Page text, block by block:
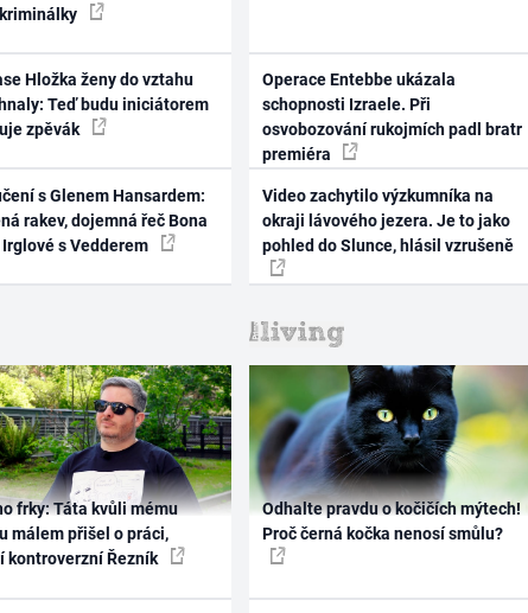
Hložka ženy do vztahu
Teď budu iniciátorem
zpěvák
s Glenem Hansardem:
rakev, dojemná řeč Bona
Irglové s Vedderem
Operace Entebbe ukázala
schopnosti Izraele. Při
osvobozování rukojmích padl bratr
premiéra
Video zachytilo výzkumníka na
okraji lávového jezera. Je to jako
pohled do Slunce, hlásil vzrušeně
frky: Táta kvůli mému
málem přišel o práci,
kontroverzní Řezník
Odhalte pravdu o kočičích mýtech!
Proč černá kočka nenosí smůlu?